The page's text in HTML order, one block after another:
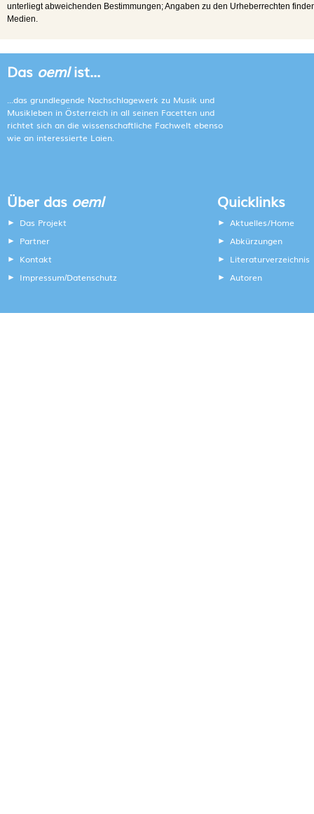
unterliegt abweichenden Bestimmungen; Angaben zu den Urheberrechten
Medien.
Das oemlist...
...das grundlegende Nachschlagewerk zu Musik und
Musikleben in Österreich in all seinen Facetten und
richtet sich an die wissenschaftliche Fachwelt ebenso
wie an interessierte Laien.
Über das oeml
Das Projekt
Partner
Kontakt
Impressum/Datenschutz
Quicklinks
Aktuelles/Home
Abkürzungen
Literaturverzeichnis
Autoren